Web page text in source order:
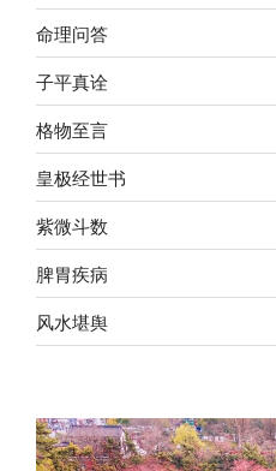
命理问答
子平真诠
格物至言
皇极经世书
紫微斗数
脾胃疾病
风水堪舆